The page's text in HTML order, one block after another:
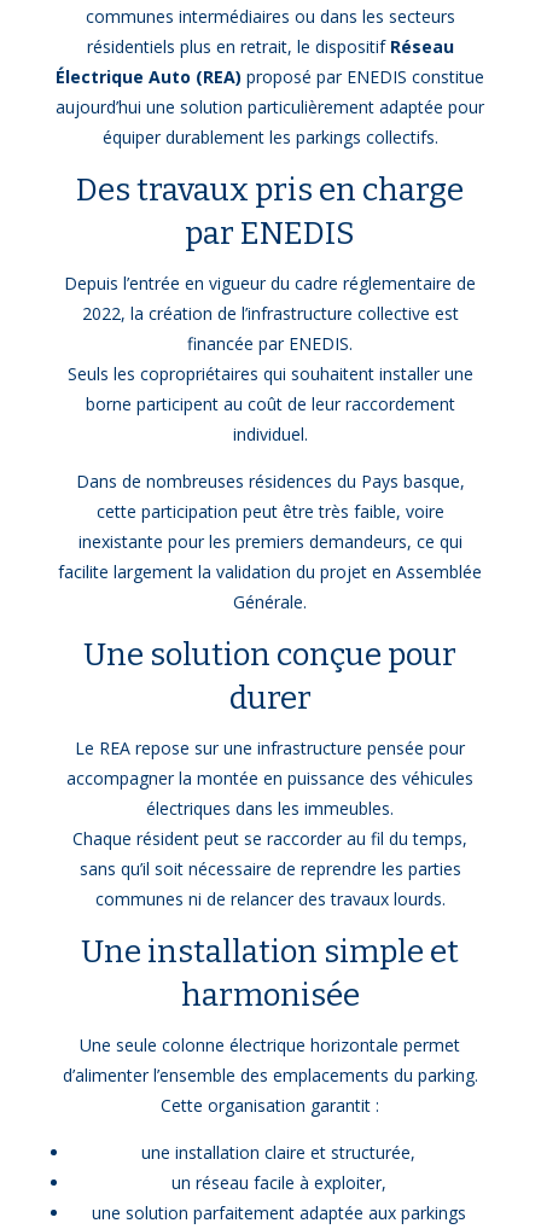
communes intermédiaires ou dans les secteurs
résidentiels plus en retrait, le dispositif Réseau
Électrique Auto (REA) proposé par ENEDIS constitue
aujourd’hui une solution particulièrement adaptée pour
équiper durablement les parkings collectifs.
Des travaux pris en charge
par ENEDIS
Depuis l’entrée en vigueur du cadre réglementaire de
2022, la création de l’infrastructure collective est
financée par ENEDIS.
Seuls les copropriétaires qui souhaitent installer une
borne participent au coût de leur raccordement
individuel.
Dans de nombreuses résidences du Pays basque,
cette participation peut être très faible, voire
inexistante pour les premiers demandeurs, ce qui
facilite largement la validation du projet en Assemblée
Générale.
Une solution conçue pour
durer
Le REA repose sur une infrastructure pensée pour
accompagner la montée en puissance des véhicules
électriques dans les immeubles.
Chaque résident peut se raccorder au fil du temps,
sans qu’il soit nécessaire de reprendre les parties
communes ni de relancer des travaux lourds.
Une installation simple et
harmonisée
Une seule colonne électrique horizontale permet
d’alimenter l’ensemble des emplacements du parking.
Cette organisation garantit :
une installation claire et structurée,
un réseau facile à exploiter,
une solution parfaitement adaptée aux parkings